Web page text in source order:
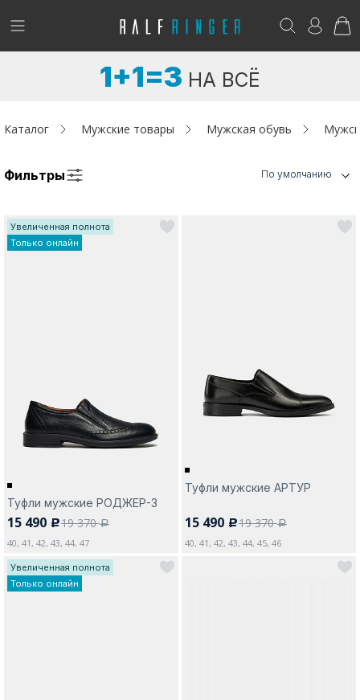
!
Женщинам
Капсула
Да, все верно Изменить город
О компании
Возникли вопросы? - club@ralf.ru
1+1=3 НА ВСЁ
Каталог Мужские товары Мужская обувь
Фильтры По умолчанию
Увеличенная полнота
Только онлайн
Туфли мужские РОДЖЕР-3
15 490 c19 370a
40, 41, 42, 43, 44, 47
Туфли мужские АРТУР
15 490 c19 370a
40, 41, 42, 43, 44, 45, 46
Увеличенная полнота
Только онлайн